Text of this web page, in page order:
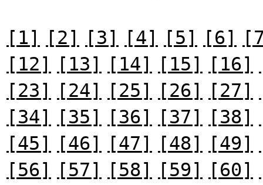
[1] [2] [3] [4] [5] [6]
[12]
[13] [14] [15] [16]
[23]
[24] [25] [26] [27]
[34]
[35] [36] [37] [38]
[45]
[46] [47] [48] [49]
[56]
[57] [58] [59] [60]